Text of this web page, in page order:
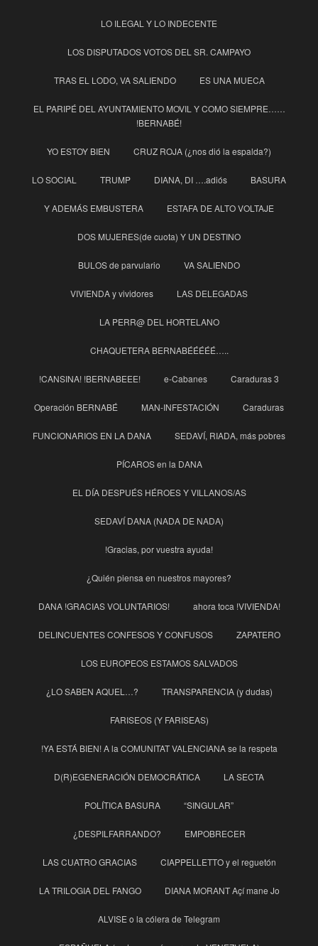
LO ILEGAL Y LO INDECENTE
LOS DISPUTADOS VOTOS DEL SR. CAMPAYO
TRAS EL LODO, VA SALIENDO ES UNA MUECA
EL PARIPÉ DEL AYUNTAMIENTO MOVIL Y COMO SIEMPRE……
!BERNABÉ!
YO ESTOY BIEN CRUZ ROJA (¿nos dió la espalda?)
LO SOCIAL TRUMP DIANA, DI ….adiós BASURA
Y ADEMÁS EMBUSTERA ESTAFA DE ALTO VOLTAJE
DOS MUJERES(de cuota) Y UN DESTINO
BULOS de parvulario VA SALIENDO
VIVIENDA y vividores LAS DELEGADAS
LA PERR@ DEL HORTELANO
CHAQUETERA BERNABÉÉÉÉÉ…..
!CANSINA! !BERNABEEE! e-Cabanes Caraduras 3
Operación BERNABÉ MAN-INFESTACIÓN Caraduras
FUNCIONARIOS EN LA DANA SEDAVÍ, RIADA, más pobres
PÍCAROS en la DANA
EL DÍA DESPUÉS HÉROES Y VILLANOS/AS
SEDAVÍ DANA (NADA DE NADA)
!Gracias, por vuestra ayuda!
¿Quién piensa en nuestros mayores?
DANA !GRACIAS VOLUNTARIOS! ahora toca !VIVIENDA!
DELINCUENTES CONFESOS Y CONFUSOS ZAPATERO
LOS EUROPEOS ESTAMOS SALVADOS
¿LO SABEN AQUEL…? TRANSPARENCIA (y dudas)
FARISEOS (Y FARISEAS)
!YA ESTÁ BIEN! A la COMUNITAT VALENCIANA se la respeta
D(R)EGENERACIÓN DEMOCRÁTICA LA SECTA
POLÍTICA BASURA “SINGULAR”
¿DESPILFARRANDO? EMPOBRECER
LAS CUATRO GRACIAS CIAPPELLETTO y el reguetón
LA TRILOGIA DEL FANGO DIANA MORANT Açí mane Jo
ALVISE o la cólera de Telegram